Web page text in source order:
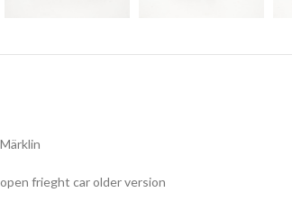
Märklin
open frieght car older version